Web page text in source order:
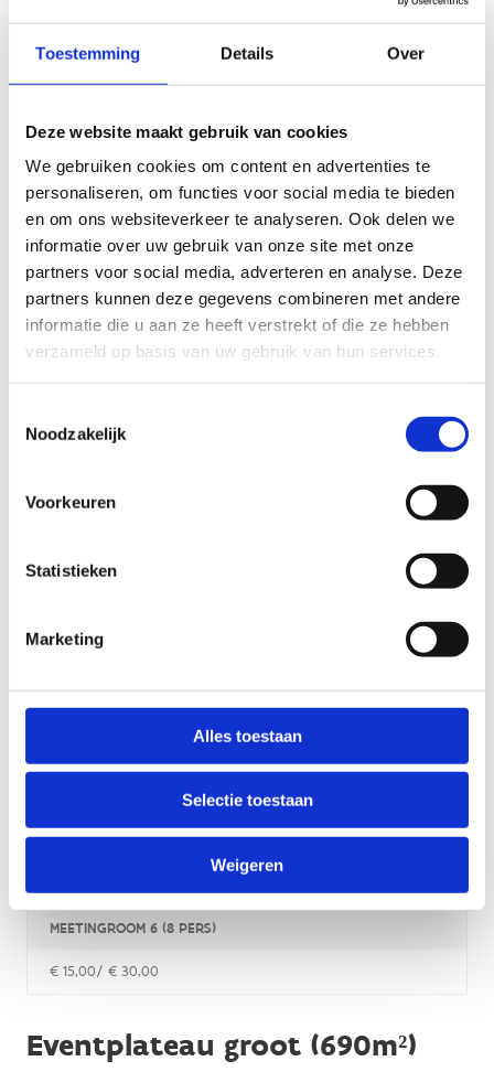
Toestemming Details Over
Deze website maakt gebruik van cookies
We gebruiken cookies om content en advertenties te
personaliseren, om functies voor social media te bieden
en om ons websiteverkeer te analyseren. Ook delen we
informatie over uw gebruik van onze site met onze
partners voor social media, adverteren en analyse. Deze
partners kunnen deze gegevens combineren met andere
informatie die u aan ze heeft verstrekt of die ze hebben
verzameld op basis van uw gebruik van hun services.
Noodzakelijk
Voorkeuren
Statistieken
Marketing
Alles toestaan
Selectie toestaan
Weigeren
Kleedkamers (zonder gebruik andere faciliteiten)
KLEEDKAMER INDIVIDUEEL GEBRUIK
€ 15,00
Vergaderzalen
(vergaderopstelling)
Uurtarief (standaardtarief/bedrijfstarief)
€ 15,00/ € 30,00
MEETINGROOM 2 (14 PERS)
MEETINGROOM 3 (14 PERS)
€ 15,00/ € 30,00
MEETINGROOM 4+ 5 (24 PERS)
MEETINGROOM 6 (8 PERS)
€ 15,00/ € 30,00
Eventplateau groot (690m²)